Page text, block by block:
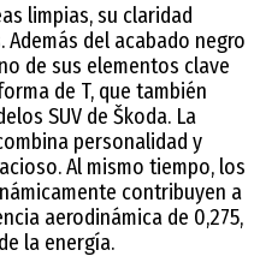
limpias, su claridad
del acabado negro
de sus elementos clave
de T, que también
SUV de Škoda. La
personalidad y
Al mismo tiempo, los
contribuyen a
aerodinámica de 0,275,
la energía.